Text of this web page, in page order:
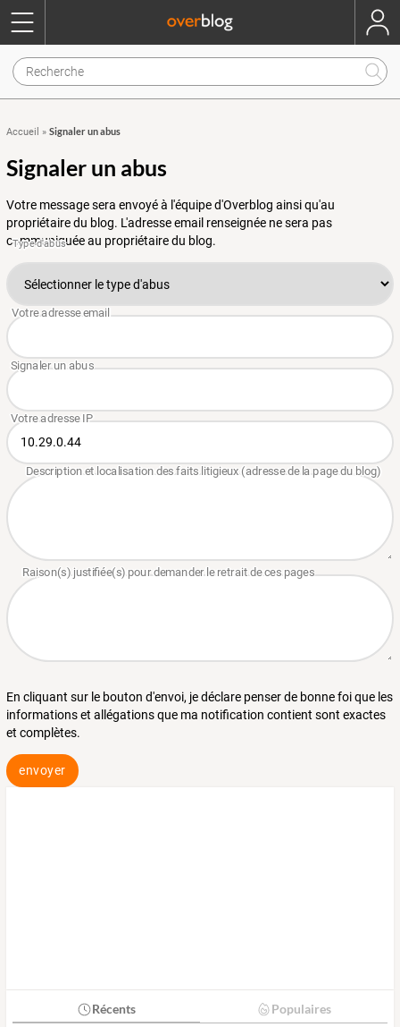
Accueil » Signaler un abus
Signaler un abus
Votre message sera envoyé à l'équipe d'Overblog ainsi qu'au
propriétaire du blog. L'adresse email renseignée ne sera pas
communiquée au propriétaire du blog.
En cliquant sur le bouton d'envoi, je déclare penser de bonne foi que les
informations et allégations que ma notification contient sont exactes
et complètes.
envoyer
Récents Populaires